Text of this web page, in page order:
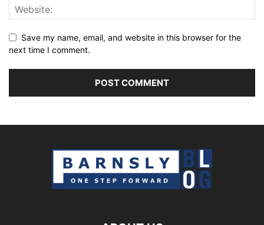
Save my name, email, and website in this browser for the
next time I comment.